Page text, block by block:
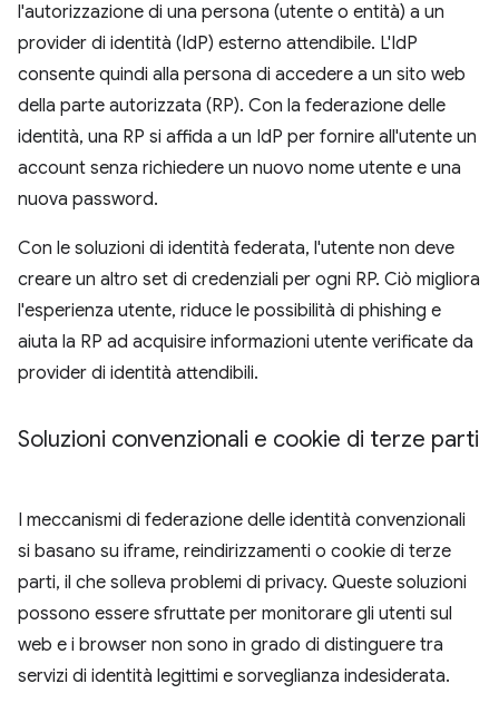
l'autorizzazione di una persona (utente o entità) a un
provider di identità (IdP) esterno attendibile. L'IdP
consente quindi alla persona di accedere a un sito web
della parte autorizzata (RP). Con la federazione delle
identità, una RP si affida a un IdP per fornire all'utente un
account senza richiedere un nuovo nome utente e una
nuova password.
Con le soluzioni di identità federata, l'utente non deve
creare un altro set di credenziali per ogni RP. Ciò migliora
l'esperienza utente, riduce le possibilità di phishing e
aiuta la RP ad acquisire informazioni utente verificate da
provider di identità attendibili.
Soluzioni convenzionali e cookie di terze parti
I meccanismi di federazione delle identità convenzionali
si basano su iframe, reindirizzamenti o cookie di terze
parti, il che solleva problemi di privacy. Queste soluzioni
possono essere sfruttate per monitorare gli utenti sul
web e i browser non sono in grado di distinguere tra
servizi di identità legittimi e sorveglianza indesiderata.